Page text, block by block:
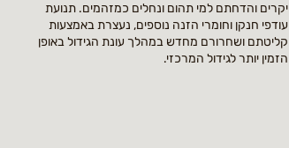
יקרים והדחתם למי תהום ונחלים כמזהמים. תנועת
עודפי חנקן וחומרי הזנה נוספים, נעצרת באמצעות
קליטתם ושחרורם מחדש במהלך עונת הגידול באופן
הזמין יותר לגידול המרכזי.